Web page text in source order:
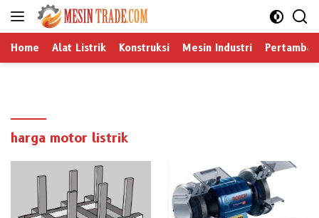
Langsung
Home Alat Listrik Konstruksi Mesin Industri
harga motor listrik